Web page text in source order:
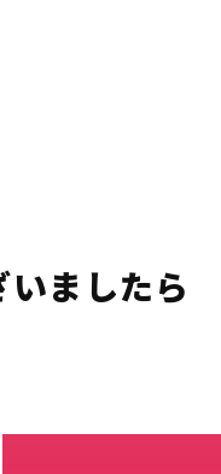
ましたら